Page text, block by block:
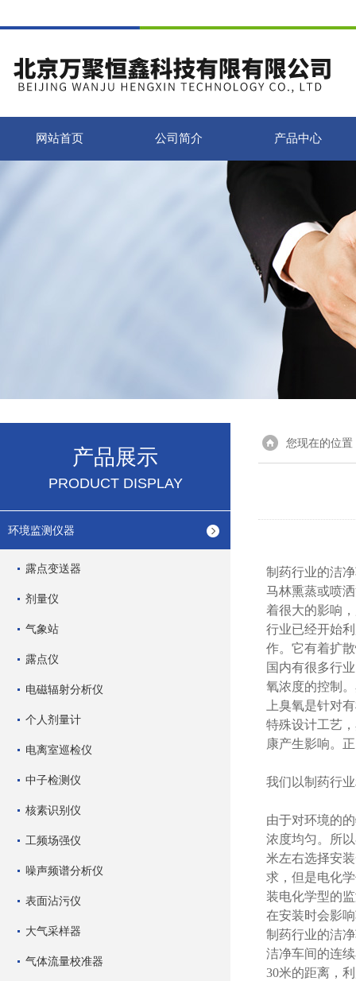
网站首页 公司简介 产品中心
产品展示
PRODUCT DISPLAY
环境监测仪器
露点变送器
剂量仪
气象站
露点仪
电磁辐射分析仪
个人剂量计
电离室巡检仪
中子检测仪
核素识别仪
工频场强仪
噪声频谱分析仪
表面沾污仪
大气采样器
气体流量校准器
您现在的位置
制药行业的洁
马林熏蒸或喷
着很大的影响
行业已经开始
作。它有着扩
国内有很多行
氧浓度的控制
上臭氧是针对
特殊设计工艺
康产生影响。
我们以制药行
由于对环境的
浓度均匀。所
米左右选择安
求，但是电化
装电化学型的
在安装时会影
制药行业的洁
洁净车间的连
30米的距离，